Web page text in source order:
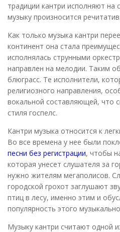
традиции кантри исполняют на
музыку произносится речитатив.
Как только музыка кантри
континент она стала
исполнялась струнными
направлен на мелодии. Таким
блюграсс. Те исполнители,
религиозного направления,
вокальной составляющей, что
стиля госпелс.
Кантри музыка относится к
Во все времена у нее были
песни без регистрации, чтобы
которая унесет слушателя за
нужно жителям мегаполисов.
городской грохот заглушают
птиц в лесу, именно этим и
популярность этого
Музыку кантри считают одной